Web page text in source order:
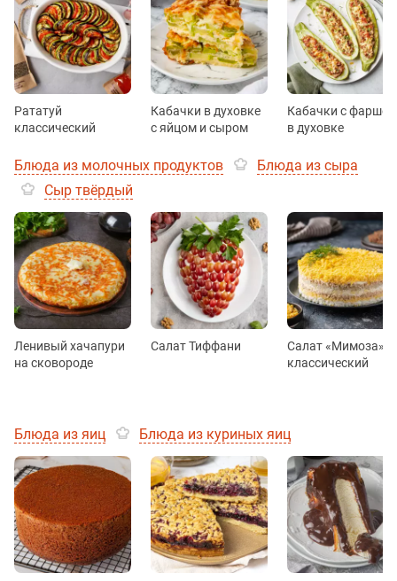
Рататуй
классический
Кабачки в духовке
с яйцом и сыром
Кабачки с фаршем
в духовке
Блюда из молочных продуктов
Блюда из сыра
Сыр твёрдый
Ленивый хачапури
на сковороде
Салат Тиффани
Салат «Мимоза»
классический
Блюда из яиц Блюда из куриных яиц